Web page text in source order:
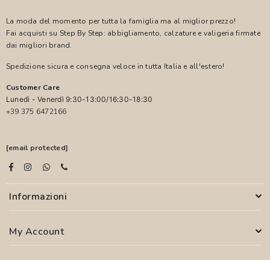
La moda del momento per tutta la famiglia ma al miglior prezzo!
Fai acquisti su Step By Step: abbigliamento, calzature e valigeria firmate
dai migliori brand.
Spedizione sicura e consegna veloce in tutta Italia e all'estero!
Customer Care
Lunedì - Venerdì 9:30-13:00/16:30-18:30
+39 375 6472166
[email protected]
Informazioni
My Account